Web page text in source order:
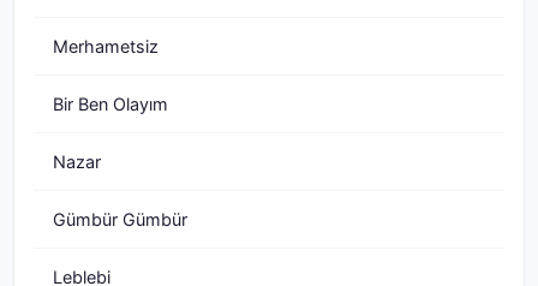
Merhametsiz
Bir Ben Olayım
Nazar
Gümbür Gümbür
Leblebi